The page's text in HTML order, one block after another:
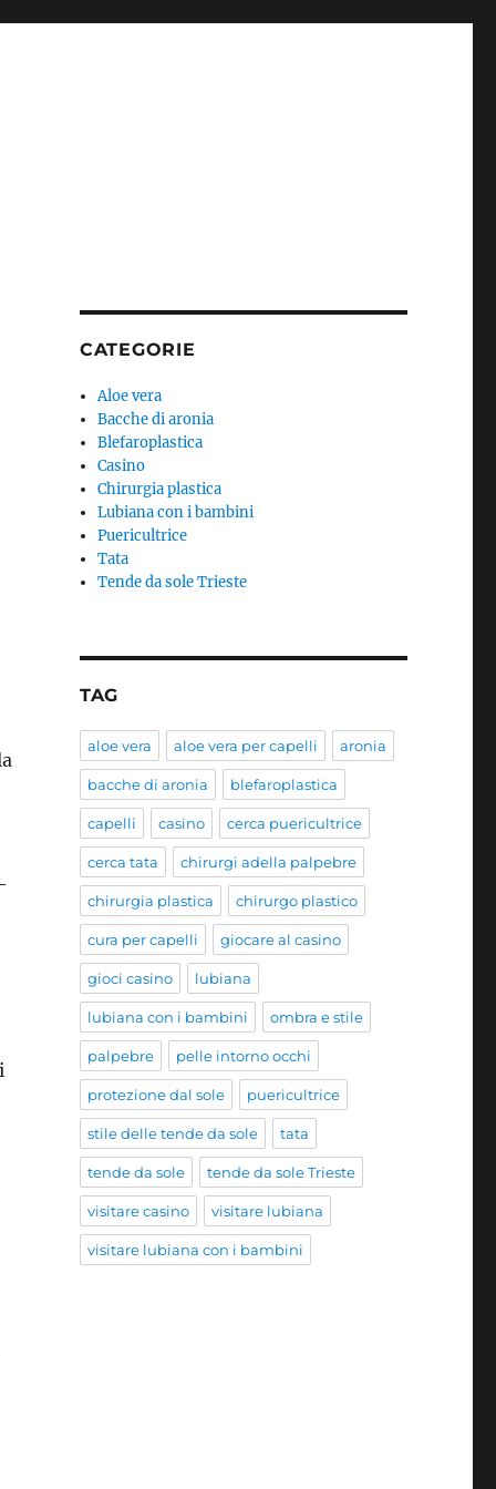
CATEGORIE
Aloe vera
Bacche di aronia
Blefaroplastica
Casino
Chirurgia plastica
Lubiana con i bambini
Puericultrice
Tata
Tende da sole Trieste
TAG
aloe vera aloe vera per capelli aronia
bacche di aronia blefaroplastica
capelli casino cerca puericultrice
cerca tata chirurgi adella palpebre
chirurgia plastica chirurgo plastico
cura per capelli giocare al casino
gioci casino lubiana
lubiana con i bambini ombra e stile
palpebre pelle intorno occhi
protezione dal sole puericultrice
stile delle tende da sole tata
tende da sole tende da sole Trieste
visitare casino visitare lubiana
visitare lubiana con i bambini